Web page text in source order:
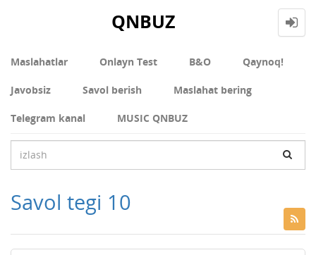
QNBUZ
Maslahatlar Onlayn Test В&О Qaynoq!
Javobsiz Savol berish Maslahat bering
Telegram kanal MUSIC QNBUZ
Savol tegi 10